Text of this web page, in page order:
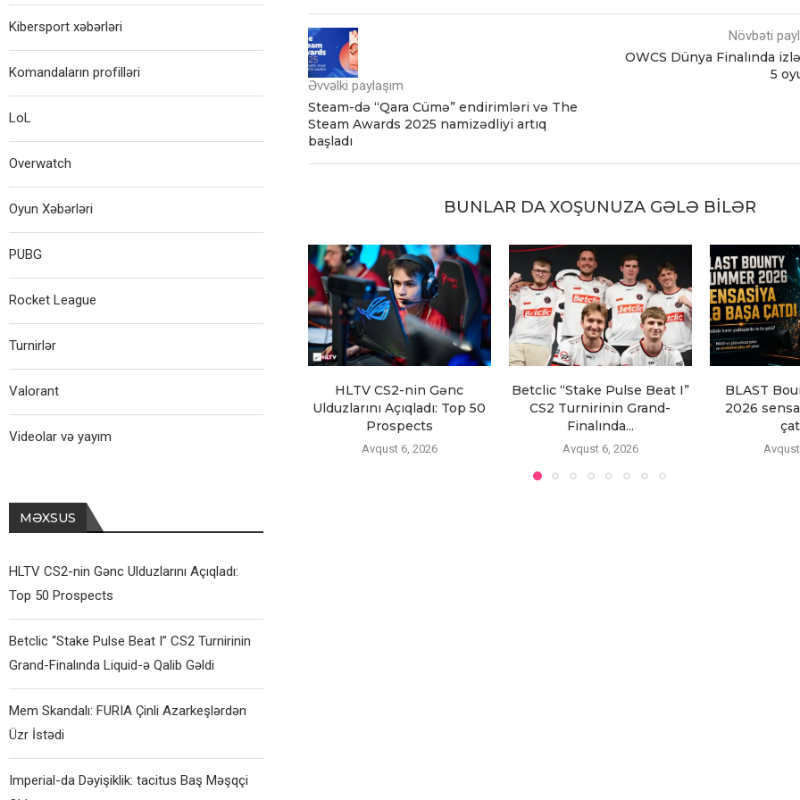
Əvvəlki paylaşım
Steam-də “Qara Cümə” endirimləri və The
Steam Awards 2025 namizədliyi artıq
başladı
Növbəti
OWCS Dünya Finalında
5
BUNLAR DA XOŞUNUZA GƏLƏ BILƏR
HLTV CS2-nin Gənc
Ulduzlarını Açıqladı: Top 50
Prospects
Avqust 6, 2026
Betclic “Stake Pulse Beat I”
CS2 Turnirinin Grand-
Finalında...
Avqust 6, 2026
BLAST
2026
Kibersport xəbərləri
Komandaların profilləri
LoL
Overwatch
Oyun Xəbərləri
PUBG
Rocket League
Turnirlər
Valorant
Videolar və yayım
MƏXSUS
HLTV CS2-nin Gənc Ulduzlarını Açıqladı:
Top 50 Prospects
Betclic “Stake Pulse Beat I” CS2 Turnirinin
Grand-Finalında Liquid-ə Qalib Gəldi
Mem Skandalı: FURIA Çinli Azarkeşlərdən
Üzr İstədi
Imperial-da Dəyişiklik: tacitus Baş Məşqçi